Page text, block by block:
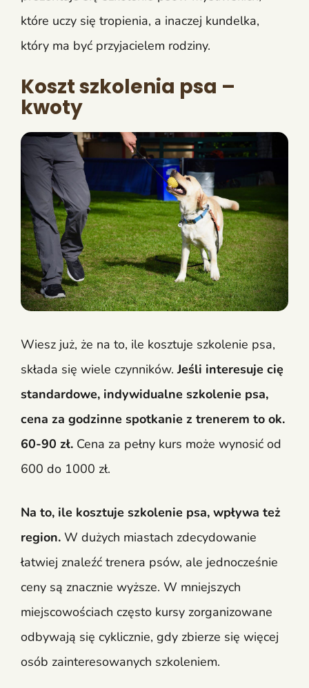
które uczy się tropienia, a inaczej kundelka,
który ma być przyjacielem rodziny.
Koszt szkolenia psa –
kwoty
Wiesz już, że na to, ile kosztuje szkolenie psa,
składa się wiele czynników.Jeśli interesuje cię
standardowe, indywidualne szkolenie psa,
cena za godzinne spotkanie z trenerem to ok.
60-90 zł. Cena za pełny kurs może wynosić od
600 do 1000 zł.
Na to, ile kosztuje szkolenie psa, wpływa też
region. W dużych miastach zdecydowanie
łatwiej znaleźć trenera psów, ale jednocześnie
ceny są znacznie wyższe. W mniejszych
miejscowościach często kursy zorganizowane
odbywają się cyklicznie, gdy zbierze się więcej
osób zainteresowanych szkoleniem.